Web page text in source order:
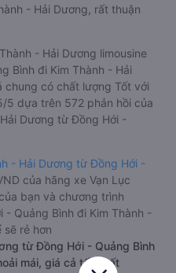
- Hải Dương, rất thuận
- Hải Dương limousine
Bình đi Kim Thành - Hải
chung có chất lượng Tốt với
5 dựa trên 572 phản hồi của
Dương từ Đồng Hới -
- Hải Dương từ Đồng Hới -
của hãng xe Vạn Lục
bạn và chương trình
- Quảng Bình đi Kim Thành -
sẽ rẻ hơn
từ Đồng Hới - Quảng Bình
mái, giá cả tốt nhất